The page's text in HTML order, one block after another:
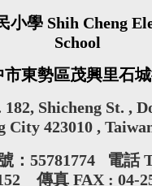
小學 Shih Cheng
School
市東勢區茂興里石
182, Shicheng St. ,
City 423010 ,
：55781774
電話
傳真 FAX : 04-